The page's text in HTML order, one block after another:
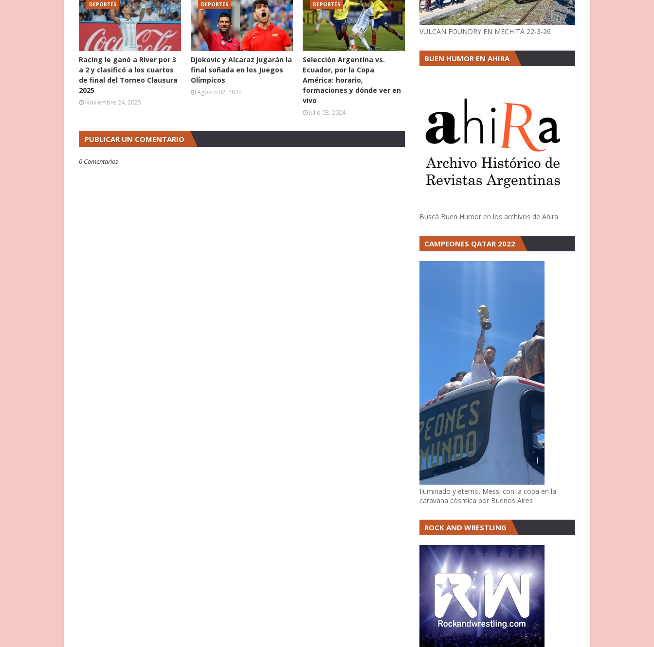
DEPORTES
Racing le ganó a River por 3
a 2 y clasificó a los cuartos
de final del Torneo Clausura
2025
Noviembre 24, 2025
DEPORTES
Djokovic y Alcaraz jugarán la
final soñada en los Juegos
Olímpicos
Agosto 02, 2024
DEPORTES
Selección Argentina vs.
Ecuador, por la Copa
América: horario,
formaciones y dónde ver en
vivo
Julio 03, 2024
PUBLICAR UN COMENTARIO
0 Comentarios
VULCAN FOUNDRY EN MECHITA 22-3-26
BUEN HUMOR EN AHIRA
Buscá Buen Humor en los archivos de Ahira
CAMPEONES QATAR 2022
Iluminado y eterno. Messi con la copa en la
caravana cósmica por Buenos Aires
ROCK AND WRESTLING